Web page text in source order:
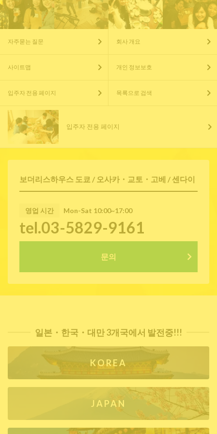
보더리스하우스 도쿄 / 오사카・교토・고베 / 센다이
영업 시간 Mon-Sat 10:00~17:00
tel.03-5829-9161
문의
자주묻는 질문 회사 개요
사이트맵 개인 정보보호
입주자 전용 페이지 목록으로 검색
입주자 전용 페이지
일본・한국・대만 3개국에서 발전중!!!
KOREA
JAPAN